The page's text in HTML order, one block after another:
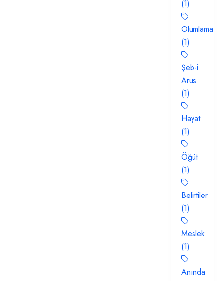
(1)
Olumlama
(1)
Şeb-i
Arus
(1)
Hayat
(1)
Öğüt
(1)
Belirtiler
(1)
Meslek
(1)
Anında